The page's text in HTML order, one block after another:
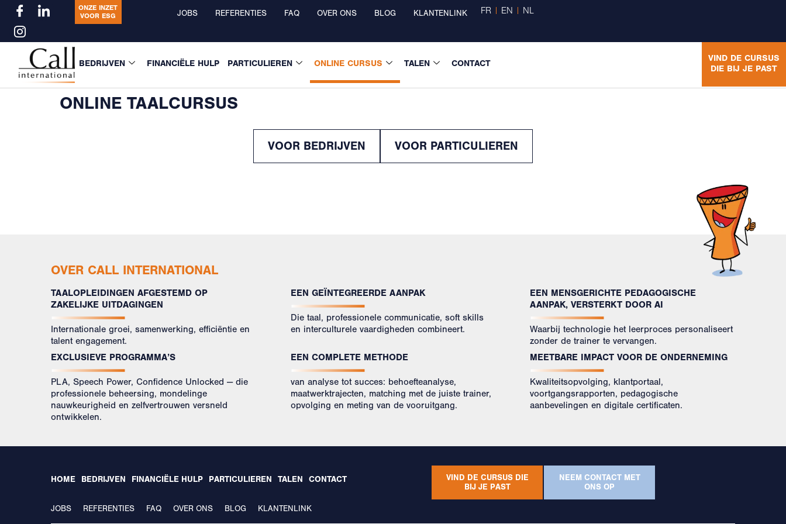
ONZE INZET
VOOR ESG
JOBS REFERENTIES FAQ OVER ONS BLOG KLANTENLINK FR EN NL
BEDRIJVEN FINANCIËLE HULP PARTICULIEREN ONLINE CURSUS TALEN CONTACT
VIND DE CURSUS
DIE BIJ JE PAST
ONLINE TAALCURSUS
VOOR BEDRIJVEN VOOR PARTICULIEREN
OVER CALL INTERNATIONAL
TAALOPLEIDINGEN AFGESTEMD OP
ZAKELIJKE UITDAGINGEN
Internationale groei, samenwerking, efficiëntie en
talent engagement.
EEN GEÏNTEGREERDE AANPAK
Die taal, professionele communicatie, soft skills
en interculturele vaardigheden combineert.
EEN MENSGERICHTE PEDAGOGISCHE
AANPAK, VERSTERKT DOOR AI
Waarbij technologie het leerproces personaliseert
zonder de trainer te vervangen.
EXCLUSIEVE PROGRAMMA’S
PLA, Speech Power, Confidence Unlocked — die
professionele beheersing, mondelinge
nauwkeurigheid en zelfvertrouwen versneld
ontwikkelen.
EEN COMPLETE METHODE
van analyse tot succes: behoefteanalyse,
maatwerktrajecten, matching met de juiste trainer,
opvolging en meting van de vooruitgang.
MEETBARE IMPACT VOOR DE ONDERNEMING
Kwaliteitsopvolging, klantportaal,
voortgangsrapporten, pedagogische
aanbevelingen en digitale certificaten.
HOME BEDRIJVEN FINANCIËLE HULP PARTICULIEREN TALEN CONTACT
JOBS REFERENTIES FAQ OVER ONS BLOG KLANTENLINK
VIND DE CURSUS DIE
BIJ JE PAST
NEEM CONTACT MET
ONS OP